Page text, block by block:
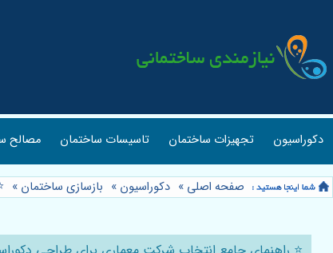
دکوراسیون تجهیزات ساختمان تاسیسات ساختمان مصالح
صفحه اصلی » دکوراسیون » بازسازی ساختمان »